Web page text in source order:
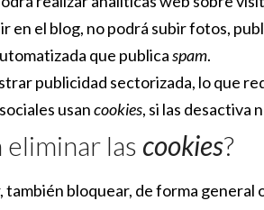
en el blog, no podrá subir fotos,
que publicaspam.
publicidad sectorizada, lo que
usancookies, si las desactiva
eliminar las cookies?
también bloquear, de forma